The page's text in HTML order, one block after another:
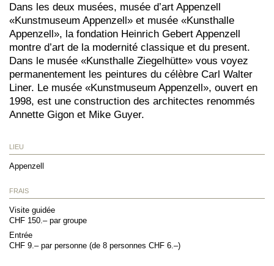
Dans les deux musées, musée d’art Appenzell
«Kunstmuseum Appenzell» et musée «Kunsthalle
Appenzell», la fondation Heinrich Gebert Appenzell
montre d’art de la modernité classique et du present.
Dans le musée «Kunsthalle Ziegelhütte» vous voyez
permanentement les peintures du célèbre Carl Walter
Liner. Le musée «Kunstmuseum Appenzell», ouvert en
1998, est une construction des architectes renommés
Annette Gigon et Mike Guyer.
LIEU
Appenzell
FRAIS
Visite guidée
CHF 150.– par groupe
Entrée
CHF 9.– par personne (de 8 personnes CHF 6.–)